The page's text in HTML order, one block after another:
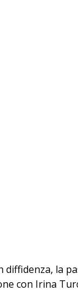
la
con Irina